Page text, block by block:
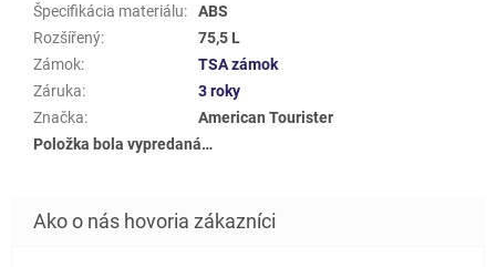
Špecifikácia materiálu:
ABS
Rozšířený:
75,5 L
Zámok:
TSA zámok
Záruka:
3 roky
Značka:
American Tourister
Položka bola vypredaná…